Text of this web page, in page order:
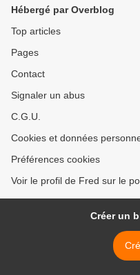
Hébergé par Overblog
Top articles
Pages
Contact
Signaler un abus
C.G.U.
Cookies et données
Préférences cookies
Voir le profil de Fred sur le
Créer un